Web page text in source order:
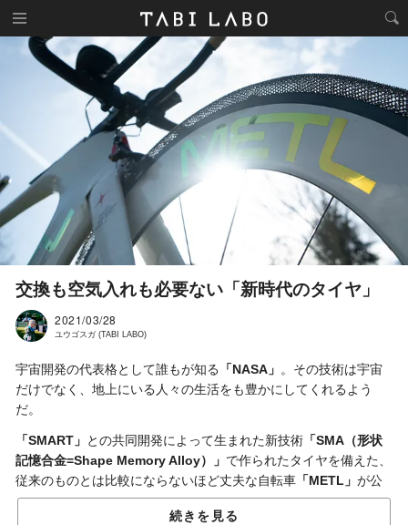
交換も空気入れも必要ない「新時代のタイヤ」
2021/03/28
ユウゴスガ (TABI LABO)
宇宙開発の代表格として誰もが知る 「NASA」 。その技術は宇宙
だけでなく、地上にいる人々の生活をも豊かにしてくれるよう
だ。
「SMART」 との共同開発によって生まれた新技術 「SMA（形状
記憶合金=Shape Memory Alloy）」 で作られたタイヤを備えた、
従来のものとは比較にならないほど丈夫な自転車 「METL」 が公
開された。
続きを見る